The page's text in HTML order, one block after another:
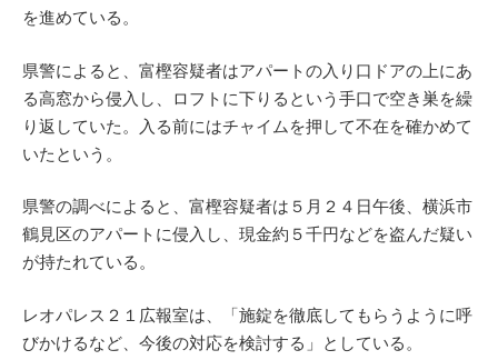
を進めている。
県警によると、富樫容疑者はアパートの入り口ドアの上にあ
る高窓から侵入し、ロフトに下りるという手口で空き巣を繰
り返していた。入る前にはチャイムを押して不在を確かめて
いたという。
県警の調べによると、富樫容疑者は５月２４日午後、横浜市
鶴見区のアパートに侵入し、現金約５千円などを盗んだ疑い
が持たれている。
レオパレス２１広報室は、「施錠を徹底してもらうように呼
びかけるなど、今後の対応を検討する」としている。